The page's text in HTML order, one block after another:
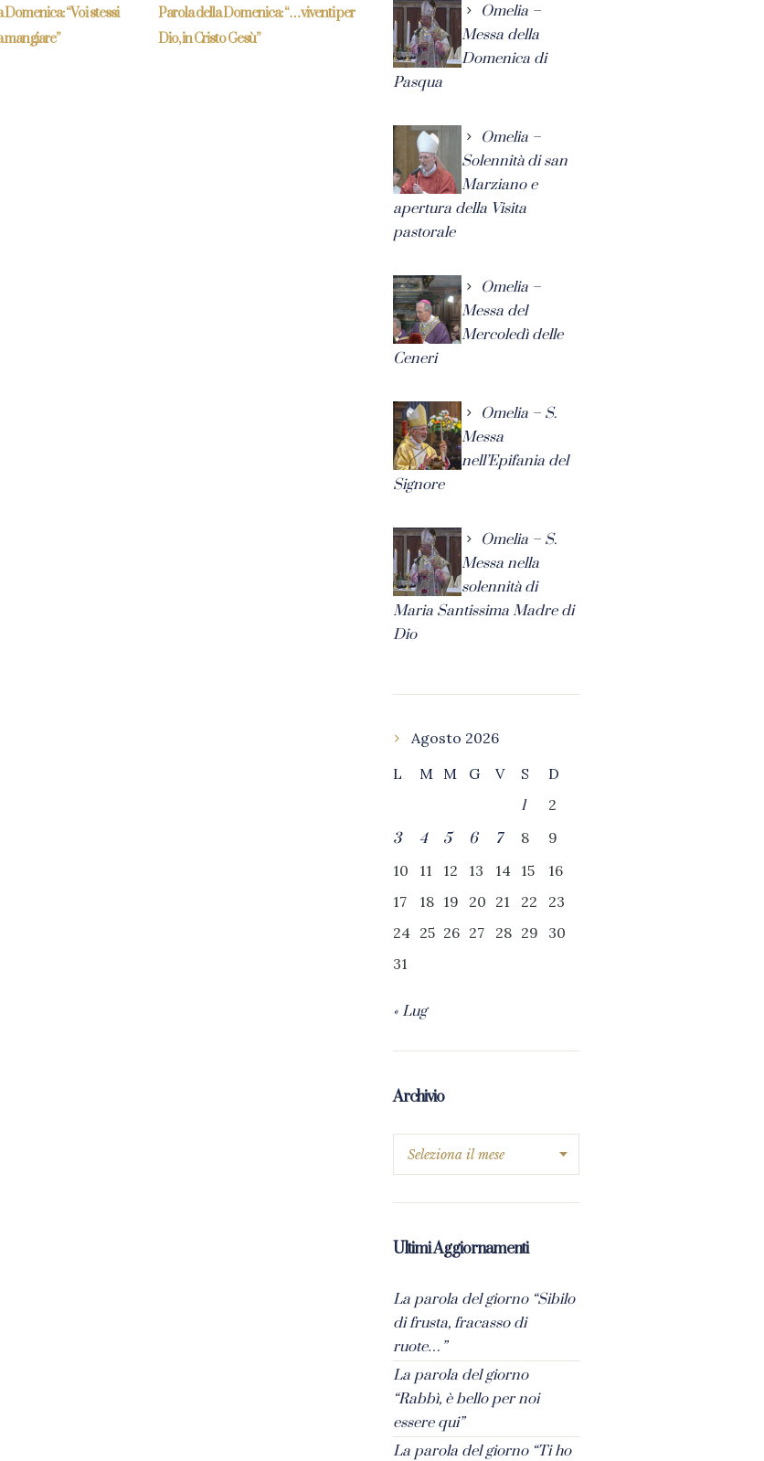
“Voi stessi
mangiare”
Parola della Domenica: “…viventi per
Dio, in Cristo Gesù”
Omelia –
Messa della
Domenica di
Pasqua
Omelia –
Solennità di san
Marziano e
apertura della Visita
pastorale
Omelia –
Messa del
Mercoledì delle
Ceneri
Omelia – S.
Messa
nell’Epifania del
Signore
Omelia – S.
Messa nella
solennità di
Maria Santissima Madre di
Dio
Agosto 2026
L
M M G V S
D
1
2
3
4 5 6 7 8
9
10
11 12 13 14 15
16
17
18 19 20 21 22
23
24 25 26 27 28 29
30
31
« Lug
Archivio
Ultimi Aggiornamenti
La parola del giorno “Sibilo
di frusta, fracasso di
ruote…”
La parola del giorno
“Rabbì, è bello per noi
essere qui”
La parola del giorno “Ti ho